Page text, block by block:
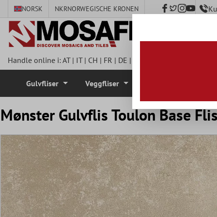
NORSK NKRNORWEGISCHE KRONEN
Handle online i:AT| IT| CH | FR | DE |
Gulvfliser Veggfliser
Mønster Gulvflis Toulon Base